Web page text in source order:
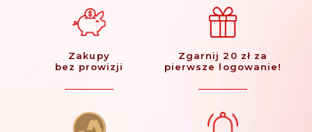
Zakupy
bez prowizji
Zgarnij 20 zł za
pierwsze logowanie!